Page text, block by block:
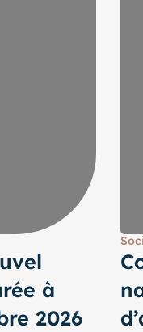
à
2026